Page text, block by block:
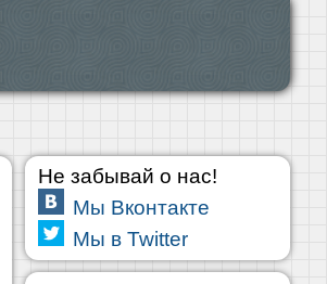
Не забывай о нас!
Мы Вконтакте
Мы в Twitter